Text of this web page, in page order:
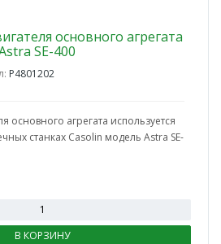
основного агрегата
SE-400
P4801202
основного агрегата используется
станках Casolin модель Astra SE-
В КОРЗИНУ